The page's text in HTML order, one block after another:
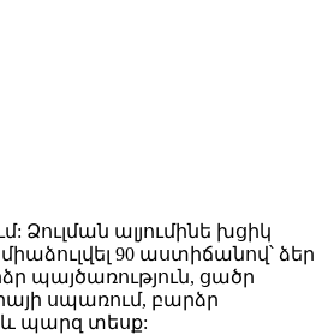
Ձուլման ալյումինե խցիկ
90 աստիճանով՝ ձեր
պայծառություն, ցածր
սպառում, բարձր
և պարզ տեսք: